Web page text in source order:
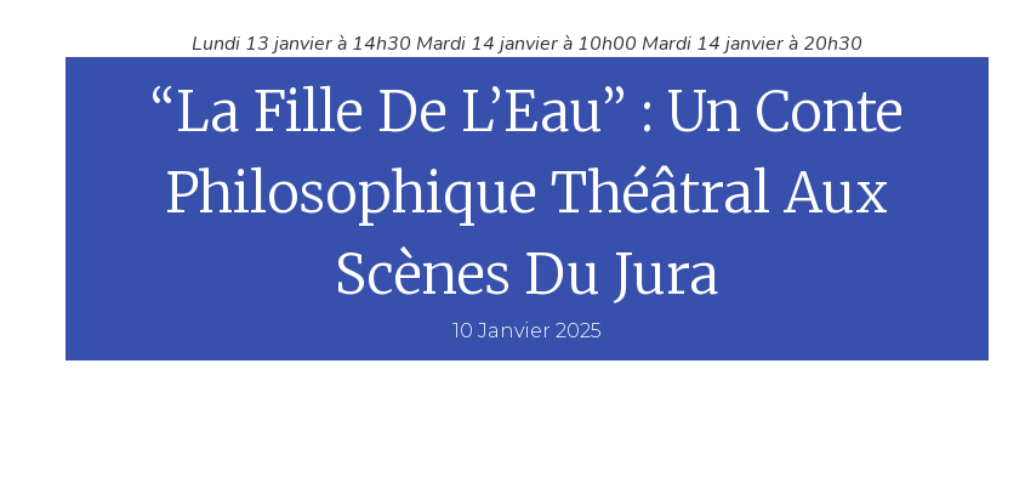
Lundi 13 janvier à 14h30 Mardi 14 janvier à 10h00 Mardi 14 janvier à 20h30
“La Fille De L’Eau” : Un Conte
Philosophique Théâtral Aux
Scènes Du Jura
10 Janvier 2025